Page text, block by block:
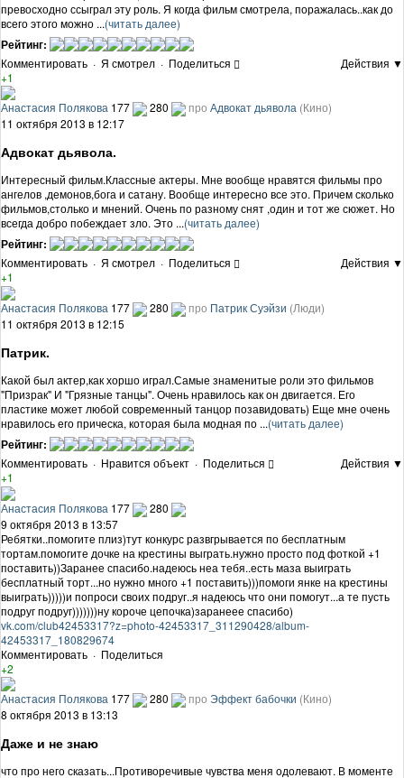
превосходно ссыграл эту роль. Я когда фильм смотрела, поражалась..как до
всего этого можно ...(читать далее)
Рейтинг:
Комментировать · Я смотрел · Поделиться
Действия ▼
+1
Анастасия Полякова 177 280 про Адвокат дьявола (Кино)
11 октября 2013 в 12:17
Адвокат дьявола.
Интересный фильм.Классные актеры. Мне вообще нравятся фильмы про
ангелов ,демонов,бога и сатану. Вообще интересно все это. Причем сколько
фильмов,столько и мнений. Очень по разному снят ,один и тот же сюжет. Но
всегда добро побеждает зло. Это ...(читать далее)
Рейтинг:
Комментировать · Я смотрел · Поделиться
Действия ▼
+1
Анастасия Полякова 177 280 про Патрик Суэйзи (Люди)
11 октября 2013 в 12:15
Патрик.
Какой был актер,как хоршо играл.Самые знаменитые роли это фильмов
"Призрак" И "Грязные танцы". Очень нравилось как он двигается. Его
пластике может любой современный танцор позавидовать) Еще мне очень
нравилось его прическа, которая была модная по ...(читать далее)
Рейтинг:
Комментировать · Нравится объект · Поделиться
Действия ▼
+1
Анастасия Полякова 177
280
9 октября 2013 в 13:57
Ребятки..помогите плиз)тут конкурс развгрывается по бесплатным
тортам.помогите дочке на крестины выграть.нужно просто под фоткой +1
поставить))Заранее спасибо.надеюсь неа тебя..есть маза выиграть
бесплатный торт...но нужно много +1 поставить)))помоги янке на крестины
выиграть)))))и попроси своих подруг..я надеюсь что они помогут...а те пусть
подруг подруг)))))))ну короче цепочка)заранеее спасибо)
vk.com/club42453317?z=photo-42453317_311290428/album-
42453317_180829674
Комментировать · Поделиться
+2
Анастасия Полякова 177 280 про Эффект бабочки (Кино)
8 октября 2013 в 13:13
Даже и не знаю
что про него сказать...Противоречивые чувства меня одолевают. В моменте